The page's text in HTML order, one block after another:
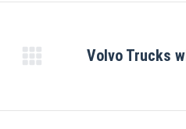
Volvo Trucks